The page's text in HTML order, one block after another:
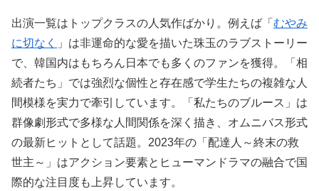
出演一覧はトップクラスの人気作ばかり。例えば「 むやみ
に切なく
」は非運命的な愛を描いた珠玉のラブストーリー
で、韓国内はもちろん日本でも多くのファンを獲得。「相
続者たち」では強烈な個性と存在感で学生たちの複雑な人
間模様を実力で牽引しています。「私たちのブルース」は
群像劇形式で多様な人間関係を深く描き、オムニバス形式
の最新ヒットとして話題。2023年の「配達人～終末の救
世主～」はアクション要素とヒューマンドラマの融合で国
際的な注目度も上昇しています。